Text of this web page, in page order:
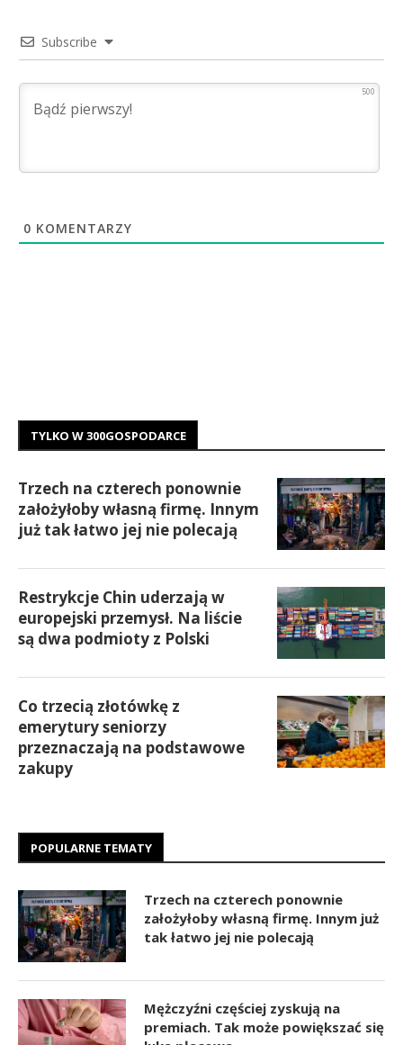
Subscribe
500
0 KOMENTARZY
TYLKO W 300GOSPODARCE
Trzech na czterech ponownie
założyłoby własną firmę. Innym
już tak łatwo jej nie polecają
Restrykcje Chin uderzają w
europejski przemysł. Na liście
są dwa podmioty z Polski
Co trzecią złotówkę z
emerytury seniorzy
przeznaczają na podstawowe
zakupy
POPULARNE TEMATY
Trzech na czterech ponownie
założyłoby własną firmę. Innym już
tak łatwo jej nie polecają
Mężczyźni częściej zyskują na
premiach. Tak może powiększać się